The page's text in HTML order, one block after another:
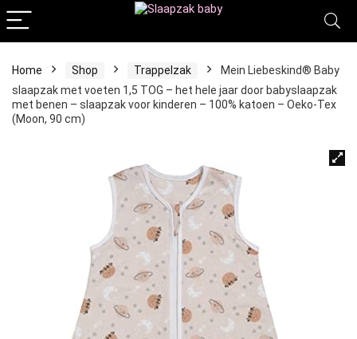
Home Shop Trappelzak
Mein Liebeskind® Baby
slaapzak met voeten 1,5 TOG – het hele jaar door babyslaapzak
met benen – slaapzak voor kinderen – 100% katoen – Oeko-Tex
(Moon, 90 cm)